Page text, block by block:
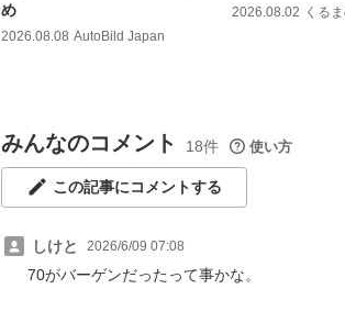
め
2026.08.08 AutoBild Japan
2026.08.02 くる
みんなのコメント 18件 使い方
この記事にコメントする
しけと 2026/6/09 07:08
70がバーゲンだったって事かな。